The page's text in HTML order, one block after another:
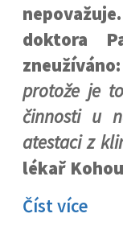
doktora
protože je
činnosti u
atestaci z
lékař
Číst více